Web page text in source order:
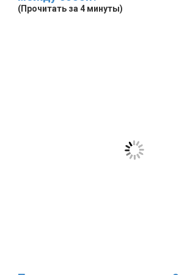
(Прочитать за 4 минуты)